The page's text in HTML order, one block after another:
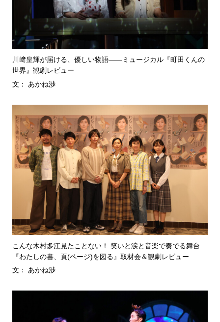
川﨑皇輝が届ける、優しい物語――ミュージカル『町田くんの
世界』観劇レビュー
文： あかね渉
こんな木村多江見たことない！ 笑いと涙と音楽で奏でる舞台
『わたしの書、頁(ページ)を図る』取材会＆観劇レビュー
文： あかね渉